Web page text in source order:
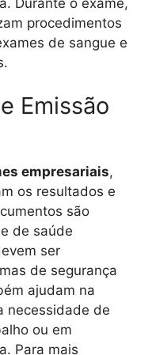
procedimentos
de sangue e
Emissão
empresariais,
os resultados e
são
de saúde
ser
de segurança
ajudam na
necessidade de
ou em
Para mais